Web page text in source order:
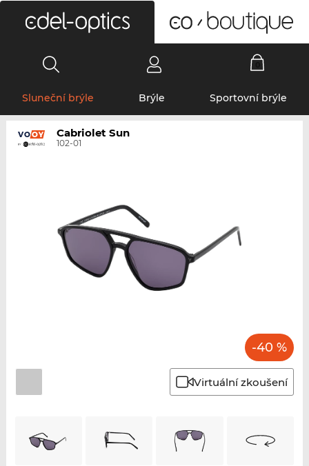
Sluneční brýle Brýle Sportovní brýle
Cabriolet Sun
102-01
-40 %
Virtuální zkoušení